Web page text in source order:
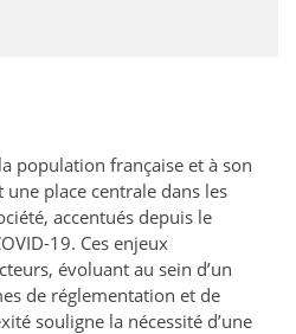
population française et à son
place centrale dans les
accentués depuis le
19. Ces enjeux
évoluant au sein d’un
de réglementation et de
souligne la nécessité d’une